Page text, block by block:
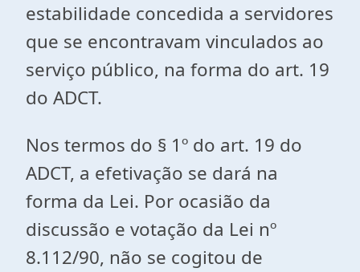
estabilidade concedida a servidores
que se encontravam vinculados ao
serviço público, na forma do art. 19
do ADCT.
Nos termos do § 1º do art. 19 do
ADCT, a efetivação se dará na
forma da Lei. Por ocasião da
discussão e votação da Lei nº
8.112/90, não se cogitou de